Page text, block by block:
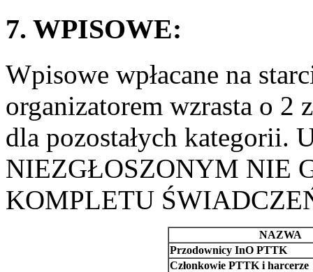
7. WPISOWE:
Wpisowe wpłacane na
organizatorem wzrasta o 2
dla pozostałych kategorii.
NIEZGŁOSZONYM NIE
KOMPLETU
NAZWA
Przodownicy InO PTTK
Członkowie PTTK i harcerze